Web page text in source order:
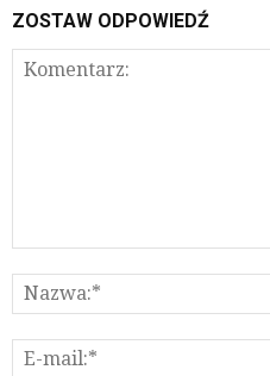
ZOSTAW ODPOWIEDŹ